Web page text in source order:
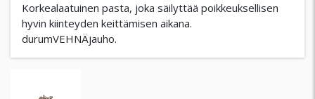
Korkealaatuinen pasta, joka säilyttää poikkeuksellisen
hyvin kiinteyden keittämisen aikana.
durumVEHNÄjauho.